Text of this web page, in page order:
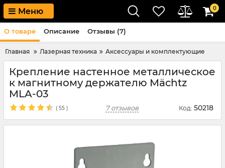
Меню 0
Главная Лазерная техника Аксессуары и комплектующие
Крепление настенное металлическое
к магнитному держателю Mächtz
MLA-03
( 55 ) 7 отзывов Код: 50218
О товаре Описание Отзывы (7)